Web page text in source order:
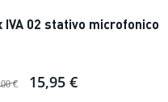
IVA 02 stativo microfonico
€ 15,95 €